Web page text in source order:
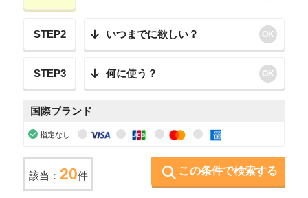
STEP2 いつまでに欲しい？ OK
STEP3 何に使う？ OK
国際ブランド
指定なし
この条件で検索する
該当：20件